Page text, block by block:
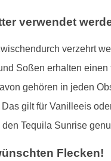
verwendet
verzehrt
Soßen erhalten
gehören in jeden
gilt für Vanilleeis
Tequila Sunrise
Flecken!